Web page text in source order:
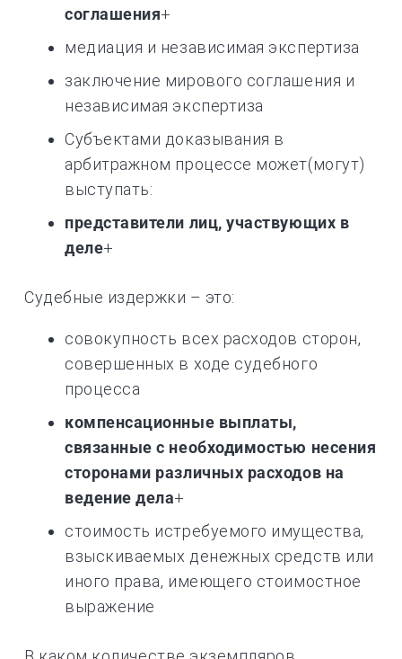
соглашения+
медиация и независимая экспертиза
заключение мирового соглашения и
независимая экспертиза
Субъектами доказывания в
арбитражном процессе может(могут)
выступать:
представители лиц, участвующих в
деле+
Судебные издержки – это:
совокупность всех расходов сторон,
совершенных в ходе судебного
процесса
компенсационные выплаты,
связанные с необходимостью несения
сторонами различных расходов на
ведение дела+
стоимость истребуемого имущества,
взыскиваемых денежных средств или
иного права, имеющего стоимостное
выражение